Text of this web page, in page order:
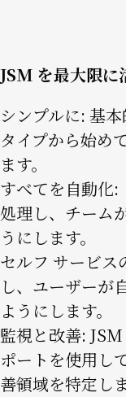
JSM を最大限に
シンプルに: 基
タイプから始め
ます。
すべてを自動化:
処理し、チーム
うにします。
セルフ サービス
し、ユーザーが
ようにします。
監視と改善:
ポートを使用し
善領域を特定しま